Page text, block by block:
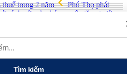
thuế trong 2 năm
Phú Thọ phát
cánh cửa cho kỷ nguyên tăng trưởng
Từ bán quạt đến TikToker nổi
Vietnam Sport Show 2026 quy tụ
ngành thể thao Việt Nam với thế
tượng của Newtown Diamond được
2026
Tìm kiếm